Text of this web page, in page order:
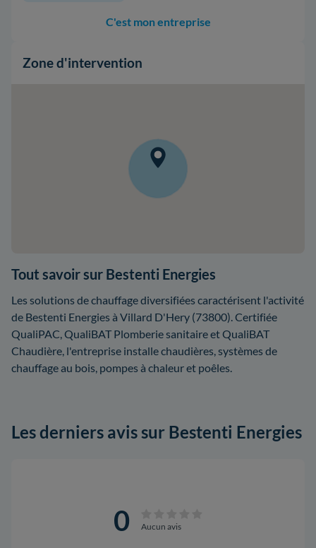
C'est mon entreprise
Zone d'intervention
Tout savoir sur Bestenti Energies
Les solutions de chauffage diversifiées caractérisent l'activité
de Bestenti Energies à Villard D'Hery (73800). Certifiée
QualiPAC, QualiBAT Plomberie sanitaire et QualiBAT
Chaudière, l'entreprise installe chaudières, systèmes de
chauffage au bois, pompes à chaleur et poêles.
Les derniers avis sur Bestenti Energies
0 Aucun avis